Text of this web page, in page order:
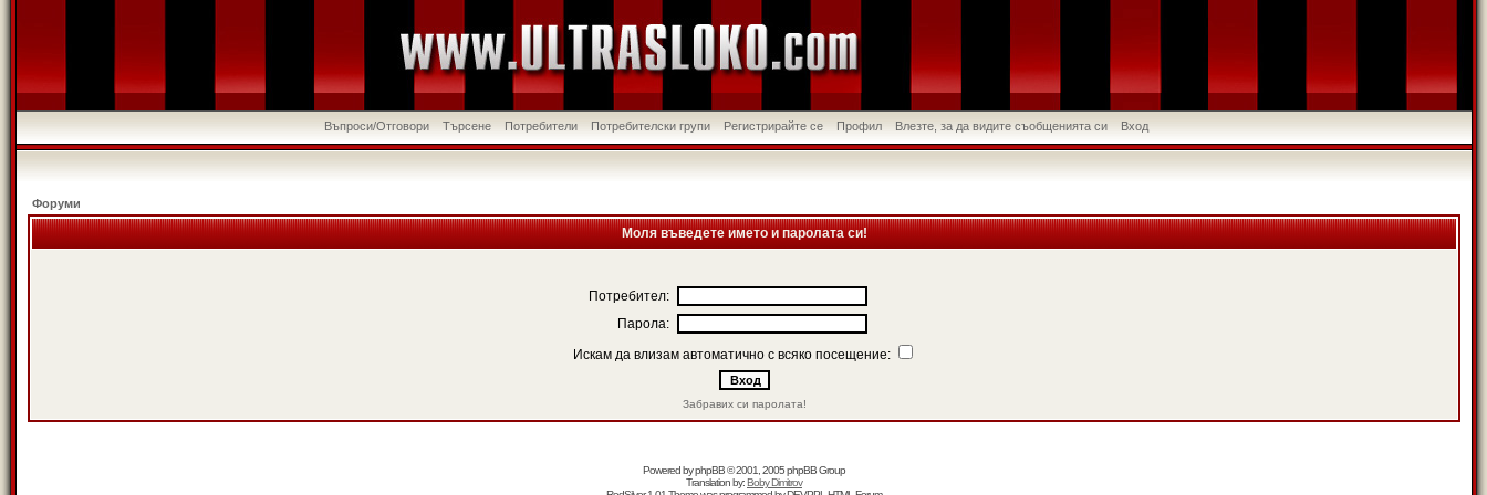
Въпроси/Отговори Търсене Потребители Потребителски групи Регистрирайте се Профил Влезте, за да видите съобщенията си Вход
Форуми
Моля въведете името и паролата си!
Потребител:
Парола:
Искам да влизам автоматично с всяко посещение:
Забравих си паролата!
Powered byphpBB© 2001, 2005 phpBB Group
Translation by:Boby Dimitrov